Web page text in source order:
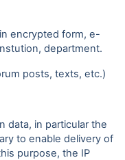
encrypted form, e-
department.
posts, texts, etc.)
data, in particular the
to enable delivery of
purpose, the IP